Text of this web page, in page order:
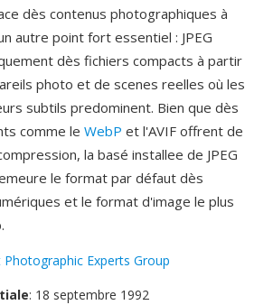
dès contenus photographiques à
autre point fort essentiel : JPEG
dès fichiers compacts à partir
photo et de scenes reelles où les
subtils predominent. Bien que dès
comme le WebP et l'AVIF offrent de
la basé installee de JPEG
le format par défaut dès
et le format d'image le plus
Photographic Experts Group
: 18 septembre 1992